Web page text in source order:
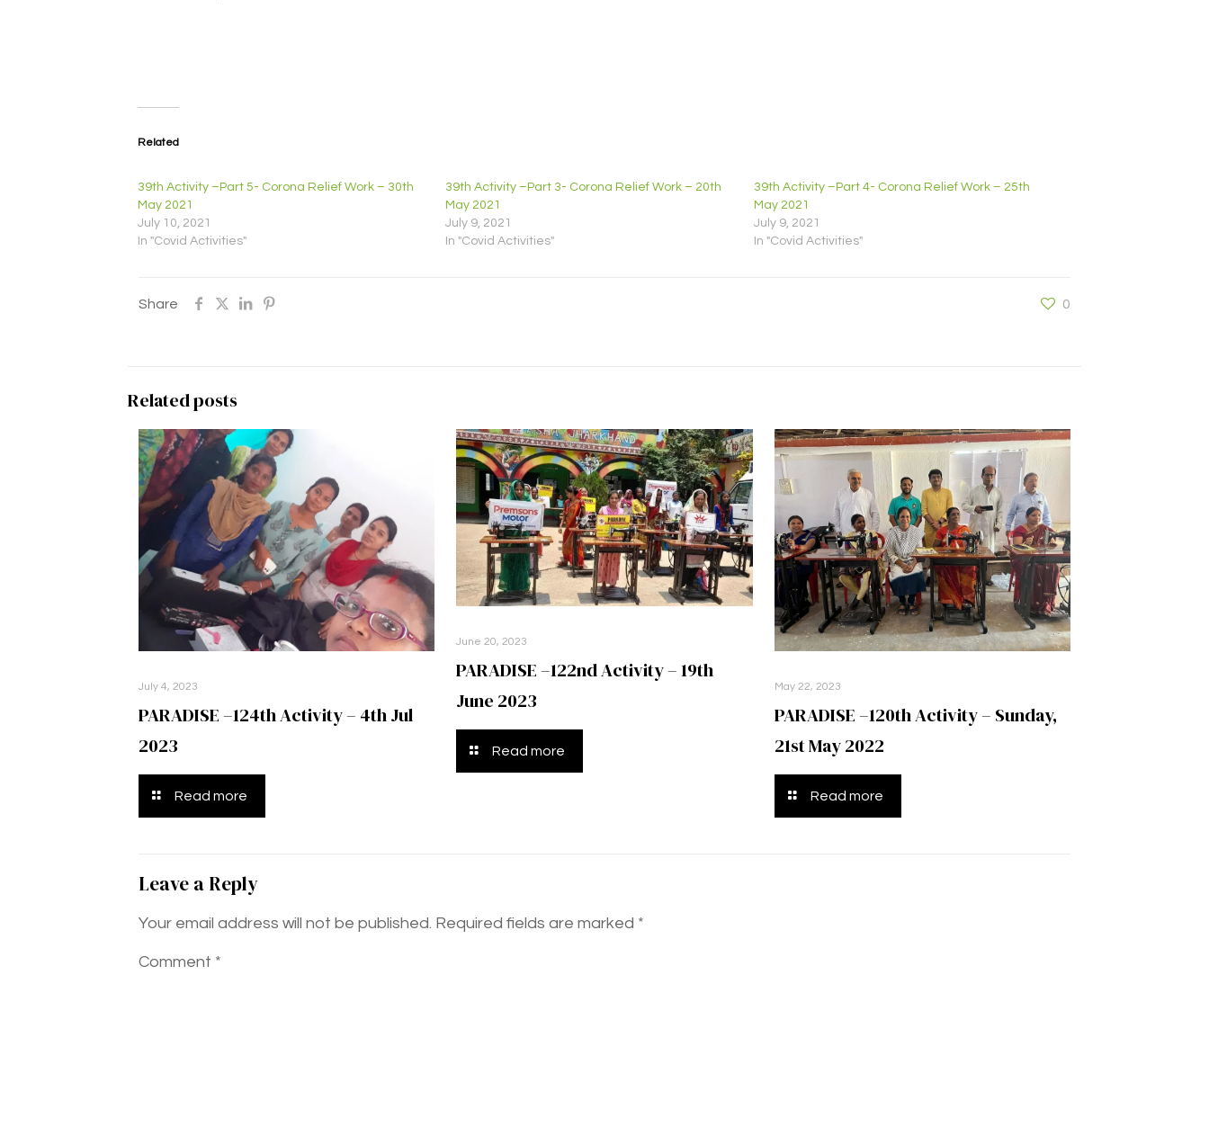
Related
39th Activity –Part 5- Corona Relief Work – 30th
May 2021
July 10, 2021
In "Covid Activities"
39th Activity –Part 3- Corona Relief Work – 20th
May 2021
July 9, 2021
In "Covid Activities"
39th Activity –Part 4- Corona Relief Work – 25th
May 2021
July 9, 2021
In "Covid Activities"
Share 0
Related posts
July 4, 2023
PARADISE –124th Activity – 4th Jul
2023
Read more
June 20, 2023
PARADISE –122nd Activity – 19th
June 2023
Read more
May 22, 2023
PARADISE –120th Activity – Sunday,
21st May 2022
Read more
Leave a Reply
Your email address will not be published. Required fields are marked *
Comment *